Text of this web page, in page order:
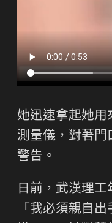
她迅速拿起她用
測量儀，對著門
警告。
日前，武漢理
「我必須親自